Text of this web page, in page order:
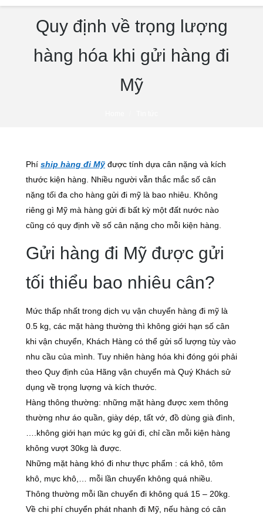
Quy định về trọng lượng
hàng hóa khi gửi hàng đi
Mỹ
Phí ship hàng đi Mỹđược tính dựa cân nặng và kích
thước kiện hàng. Nhiều người vẫn thắc mắc số cân
nặng tối đa cho hàng gửi đi mỹ là bao nhiêu. Không
riêng gì Mỹ mà hàng gửi đi bất kỳ một đất nước nào
cũng có quy định về số cân nặng cho mỗi kiện hàng.
Gửi hàng đi Mỹ được gửi
tối thiểu bao nhiêu cân?
Mức thấp nhất trong dịch vụ vận chuyển hàng đi mỹ là
0.5 kg, các mặt hàng thường thì không giới hạn số cân
khi vận chuyển, Khách Hàng có thể gửi số lượng tùy vào
nhu cầu của mình. Tuy nhiên hàng hóa khi đóng gói phải
theo Quy định của Hãng vận chuyển mà Quý Khách sử
dụng về trọng lượng và kích thước.
Hàng thông thường: những mặt hàng được xem thông
thường như áo quần, giày dép, tất vớ, đồ dùng già đình,
….không giới hạn mức kg gửi đi, chỉ cần mỗi kiện hàng
không vượt 30kg là được.
Những mặt hàng khó đi như thực phẩm : cá khô, tôm
khô, mực khô,… mỗi lần chuyển không quá nhiều.
Thông thường mỗi lần chuyển đi không quá 15 – 20kg.
Về chi phí chuyển phát nhanh đi Mỹ, nếu hàng có cân